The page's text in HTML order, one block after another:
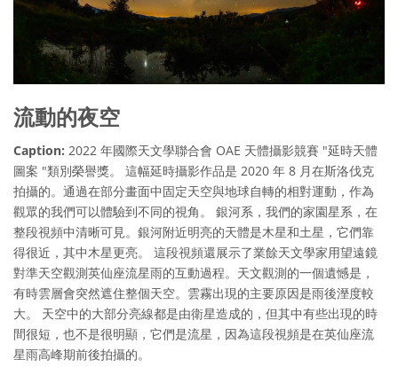
流動的夜空
Caption: 2022 年國際天文學聯合會 OAE 天體攝影競賽 "延時天體
圖案 "類別榮譽獎。 這幅延時攝影作品是 2020 年 8 月在斯洛伐克
拍攝的。通過在部分畫面中固定天空與地球自轉的相對運動，作為
觀眾的我們可以體驗到不同的視角。 銀河系，我們的家園星系，在
整段視頻中清晰可見。銀河附近明亮的天體是木星和土星，它們靠
得很近，其中木星更亮。 這段視頻還展示了業餘天文學家用望遠鏡
對準天空觀測英仙座流星雨的互動過程。天文觀測的一個遺憾是，
有時雲層會突然遮住整個天空。雲霧出現的主要原因是雨後溼度較
大。 天空中的大部分亮線都是由衛星造成的，但其中有些出現的時
間很短，也不是很明顯，它們是流星，因為這段視頻是在英仙座流
星雨高峰期前後拍攝的。